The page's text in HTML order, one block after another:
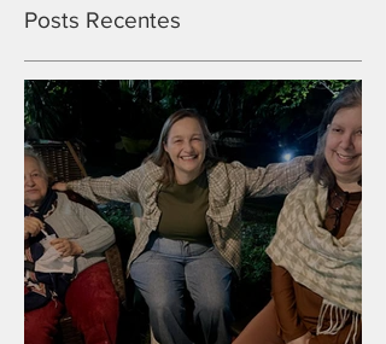
Posts Recentes